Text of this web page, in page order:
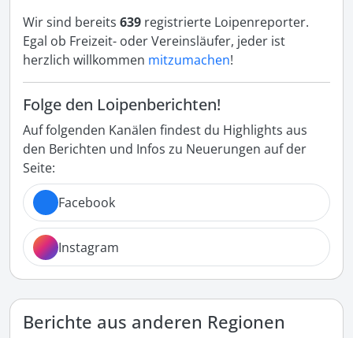
Wir sind bereits 639 registrierte Loipenreporter.
Egal ob Freizeit- oder Vereinsläufer, jeder ist
herzlich willkommen mitzumachen!
Folge den Loipenberichten!
Auf folgenden Kanälen findest du Highlights aus
den Berichten und Infos zu Neuerungen auf der
Seite:
Facebook
Instagram
Berichte aus anderen Regionen